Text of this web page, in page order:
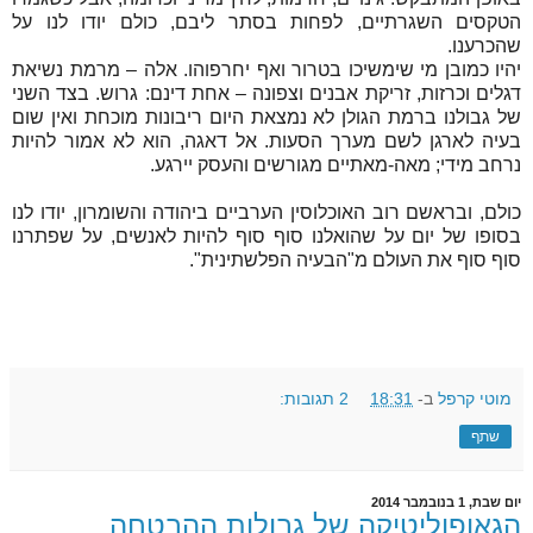
הטקסים השגרתיים, לפחות בסתר ליבם, כולם יודו לנו על
שהכרענו.
יהיו כמובן מי שימשיכו בטרור ואף יחרפוהו. אלה – מרמת נשיאת
דגלים וכרזות, זריקת אבנים וצפונה – אחת דינם: גרוש. בצד השני
של גבולנו ברמת הגולן לא נמצאת היום ריבונות מוכחת ואין שום
בעיה לארגן לשם מערך הסעות. אל דאגה, הוא לא אמור להיות
נרחב מידי; מאה-מאתיים מגורשים והעסק יירגע.
כולם, ובראשם רוב האוכלוסין הערביים ביהודה והשומרון, יודו לנו
בסופו של יום על שהואלנו סוף סוף להיות לאנשים, על שפתרנו
סוף סוף את העולם מ"הבעיה הפלשתינית".
מוטי קרפל ב- 18:31 2 תגובות:
שתף
יום שבת, 1 בנובמבר 2014
הגאופוליטיקה של גבולות ההבטחה